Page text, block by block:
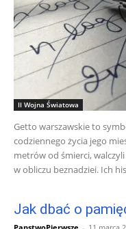
II Wojna Światowa
Getto warszawskie to
codziennego życia jego
metrów od śmierci,
w obliczu beznadziei. Ich
Jak dbać o